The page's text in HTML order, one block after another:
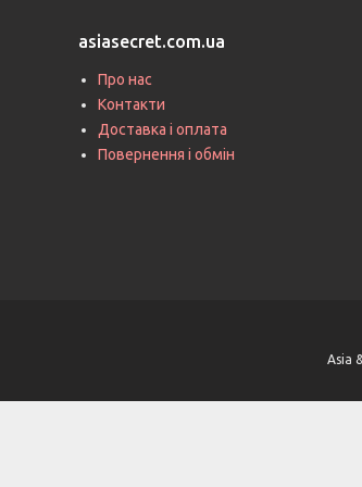
asiasecret.com.ua
Про нас
Контакти
Доставка і оплата
Повернення і обмін